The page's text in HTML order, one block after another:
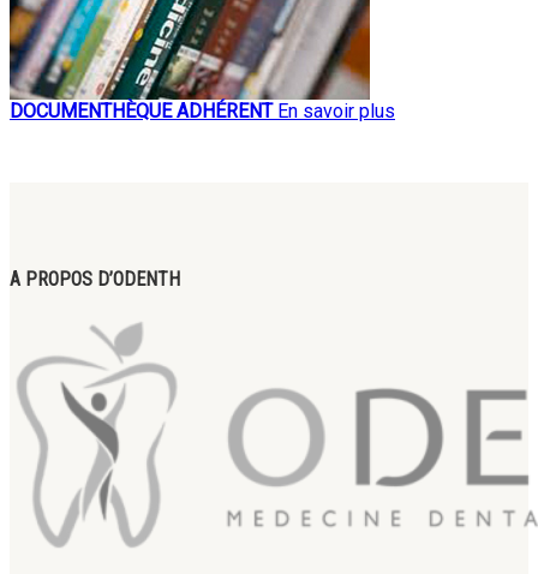
DOCUMENTHÈQUE ADHÉRENT En savoir plus
A PROPOS D’ODENTH